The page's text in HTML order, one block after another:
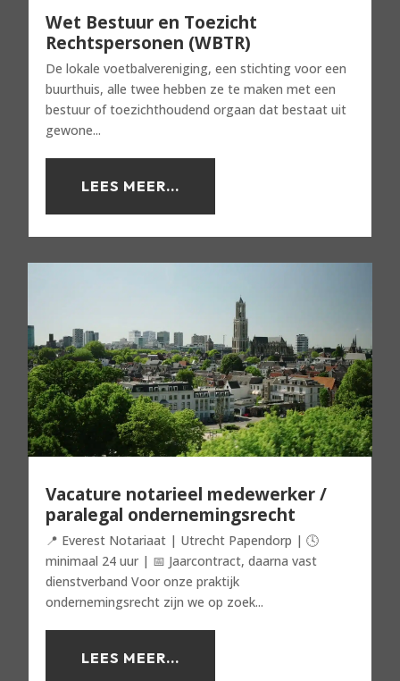
Wet Bestuur en Toezicht
Rechtspersonen (WBTR)
De lokale voetbalvereniging, een stichting voor een
buurthuis, alle twee hebben ze te maken met een
bestuur of toezichthoudend orgaan dat bestaat uit
gewone...
LEES MEER...
Vacature notarieel medewerker /
paralegal ondernemingsrecht
📍 Everest Notariaat | Utrecht Papendorp | 🕓
minimaal 24 uur | 📅 Jaarcontract, daarna vast
dienstverband Voor onze praktijk
ondernemingsrecht zijn we op zoek...
LEES MEER...